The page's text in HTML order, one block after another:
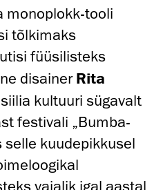
monoplokk-tooli
tõlkimaks
füüsilisteks
disainer Rita
kultuuri sügavalt
festivali „Bumba-
selle kuudepikkusel
vajalik igal aastal